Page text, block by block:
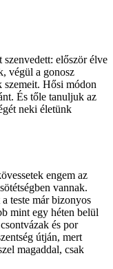
először élve
végül a gonosz
szemeit. Hősi módon
És tőle tanuljuk az
neki életünk
engem az
vannak.
teste már bizonyos
mint egy héten belül
és por
útján, mert
magaddal, csak